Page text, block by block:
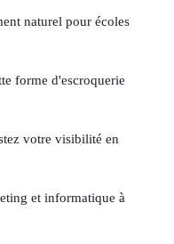
naturel pour écoles
forme d'escroquerie
votre visibilité en
et informatique à